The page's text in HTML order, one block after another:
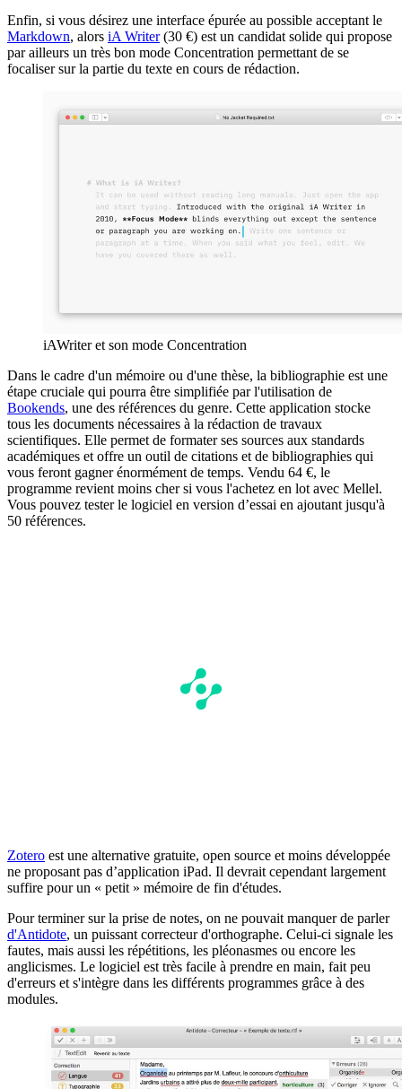
Enfin, si vous désirez une interface épurée au possible acceptant le
Markdown, alors iA Writer(30 €) est un candidat solide qui propose
par ailleurs un très bon mode Concentration permettant de se
focaliser sur la partie du texte en cours de rédaction.
iAWriter et son mode Concentration
Dans le cadre d'un mémoire ou d'une thèse, la bibliographie est une
étape cruciale qui pourra être simplifiée par l'utilisation de
Bookends, une des références du genre. Cette application stocke
tous les documents nécessaires à la rédaction de travaux
scientifiques. Elle permet de formater ses sources aux standards
académiques et offre un outil de citations et de bibliographies qui
vous feront gagner énormément de temps. Vendu 64 €, le
programme revient moins cher si vous l'achetez en lot avec Mellel.
Vous pouvez tester le logiciel en version d’essai en ajoutant jusqu'à
50 références.
Zotero est une alternative gratuite, open source et moins développée
ne proposant pas d’application iPad. Il devrait cependant largement
suffire pour un « petit » mémoire de fin d'études.
Pour terminer sur la prise de notes, on ne pouvait manquer de parler
d'Antidote, un puissant correcteur d'orthographe. Celui-ci signale les
fautes, mais aussi les répétitions, les pléonasmes ou encore les
anglicismes. Le logiciel est très facile à prendre en main, fait peu
d'erreurs et s'intègre dans les différents programmes grâce à des
modules.